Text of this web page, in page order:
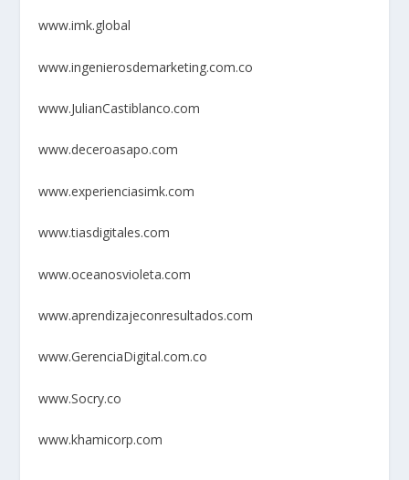
www.imk.global
www.ingenierosdemarketing.com.co
www.JulianCastiblanco.com
www.deceroasapo.com
www.experienciasimk.com
www.tiasdigitales.com
www.oceanosvioleta.com
www.aprendizajeconresultados.com
www.GerenciaDigital.com.co
www.Socry.co
www.khamicorp.com